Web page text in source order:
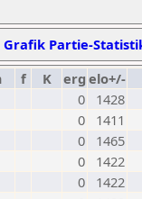
Grafik Partie-
f K erg elo+/-
0
1428
0
1411
0
1465
0
1422
0
1422